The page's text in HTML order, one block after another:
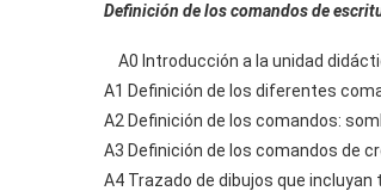
Definición de los comandos de
A0 Introducción a la unidad
A1 Definición de los diferentes
A2 Definición de los comandos:
A3 Definición de los comandos de
A4 Trazado de dibujos que